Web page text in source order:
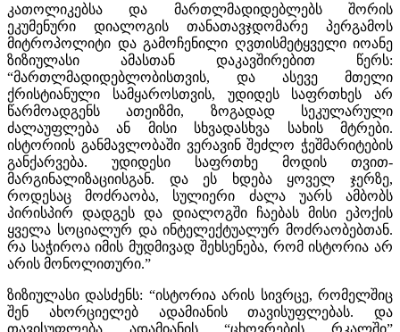
კათოლიკებსა და მართლმადიდებლებს შორის
ეკუმენური დიალოგის თანათავჯდომარე პერგამოს
მიტროპოლიტი და გამოჩენილი ღვთისმეტყველი იოანე
ზიზიულასი ამასთან დაკავშირებით წერს:
“მართლმადიდებლობისთვის, და ასევე მთელი
ქრისტიანული სამყაროსთვის, უდიდეს საფრთხეს არ
წარმოადგენს ათეიზმი, ზოგადად სეკულარული
ძალაუფლება ან მისი სხვადასხვა სახის მტრები.
ისტორიის განმავლობაში ვერავინ შეძლო ჭეშმარიტების
განქარვება. უდიდესი საფრთხე მოდის თვით-
მარგინალიზაციისგან. და ეს ხდება ყოველ ჯერზე,
როდესაც მოძრაობა, სულიერი ძალა უარს ამბობს
პირისპირ დადგეს და დიალოგში ჩაებას მისი ეპოქის
ყველა სოციალურ და ინტელექტუალურ მოძრაობებთან.
რა საჭიროა იმის მუდმივად შეხსენება, რომ ისტორია არ
არის მონოლითური.”
ზიზიულასი დასძენს: “ისტორია არის სივრცე, რომელშიც
შენ ახორციელებ ადამიანის თავისუფლებას. და
თავისუფლება ადამიანის “ცხოვრების რკალში”